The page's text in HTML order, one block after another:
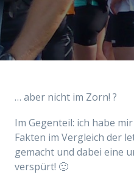
… aber nicht im Zorn! ?
Im Gegenteil: ich habe
Fakten im Vergleich der
gemacht und dabei eine
verspürt! 🙂